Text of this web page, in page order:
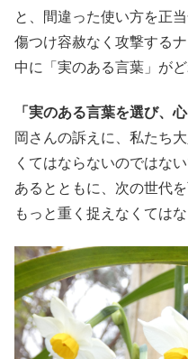
と、間違った使い方を正
傷つけ容赦なく攻撃する
中に「実のある言葉」が
「実のある言葉を選び、
岡さんの訴えに、私たち
くてはならないのではな
あるとともに、次の世代
もっと重く捉えなくてはな